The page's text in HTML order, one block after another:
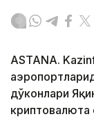
ASTANA.
дўконлари
криптовалюта